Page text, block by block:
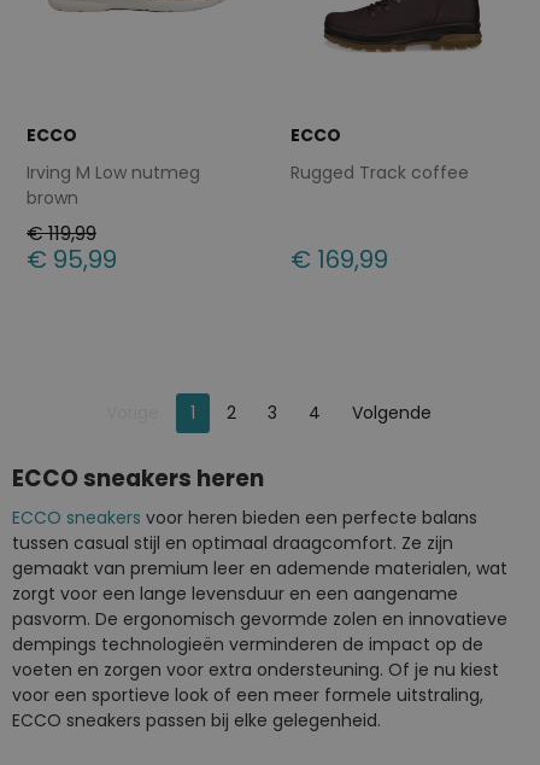
ECCO
Irving M Low nutmeg
brown
€ 119,99
€ 95,99
ECCO
Rugged Track coffee
€ 169,99
Je bent op pagina
1 2 3 4 VolgendePagina
ECCO sneakers heren
ECCO sneakers voor heren bieden een perfecte balans
tussen casual stijl en optimaal draagcomfort. Ze zijn
gemaakt van premium leer en ademende materialen, wat
zorgt voor een lange levensduur en een aangename
pasvorm. De ergonomisch gevormde zolen en innovatieve
dempings technologieën verminderen de impact op de
voeten en zorgen voor extra ondersteuning. Of je nu kiest
voor een sportieve look of een meer formele uitstraling,
ECCO sneakers passen bij elke gelegenheid.